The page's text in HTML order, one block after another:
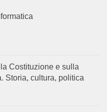
Costituzione e sulla
Storia, cultura, politica